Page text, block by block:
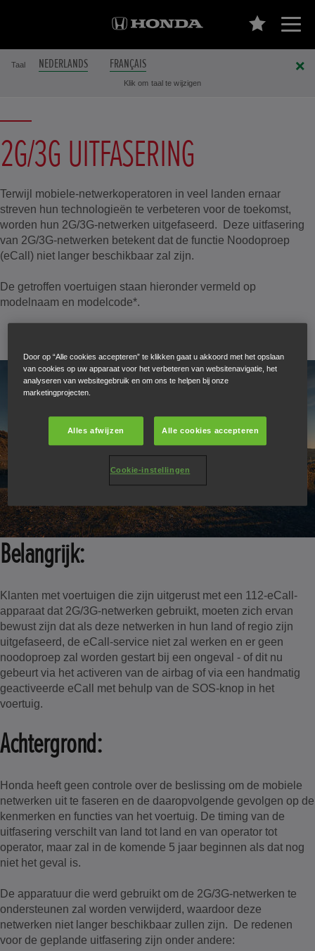
Taal NEDERLANDS FRANÇAIS
Klik om taal te wijzigen
2G/3G UITFASERING
Terwijl mobiele-netwerkoperatoren in veel landen ernaar
streven hun technologieën te verbeteren voor de toekomst,
worden hun 2G/3G-netwerken uitgefaseerd. Deze uitfasering
van 2G/3G-netwerken betekent dat de functie Noodoproep
(eCall) niet langer beschikbaar zal zijn.
De getroffen voertuigen staan hieronder vermeld op
modelnaam en modelcode*.
Belangrijk:
Klanten met voertuigen die zijn uitgerust met een 112-eCall-
apparaat dat 2G/3G-netwerken gebruikt, moeten zich ervan
bewust zijn dat als deze netwerken in hun land of regio zijn
uitgefaseerd, de eCall-service niet zal werken en er geen
noodoproep zal worden gestart bij een ongeval - of dit nu
gebeurt via het activeren van de airbag of via een handmatig
geactiveerde eCall met behulp van de SOS-knop in het
voertuig.
Achtergrond:
Honda heeft geen controle over de beslissing om de mobiele
netwerken uit te faseren en de daaropvolgende gevolgen op de
kenmerken en functies van het voertuig. De timing van de
uitfasering verschilt van land tot land en van operator tot
operator, maar zal in de komende 5 jaar beginnen als dat nog
niet het geval is.
De apparatuur die werd gebruikt om de 2G/3G-netwerken te
ondersteunen zal worden verwijderd, waardoor deze
netwerken niet langer beschikbaar zullen zijn. De redenen
voor de geplande uitfasering zijn onder andere:
Door op “Alle cookies accepteren” te klikken gaat u akkoord met het opslaan
van cookies op uw apparaat voor het verbeteren van websitenavigatie, het
analyseren van websitegebruik en om ons te helpen bij onze
marketingprojecten.
Alles afwijzen Alle cookies accepteren
Cookie-instellingen